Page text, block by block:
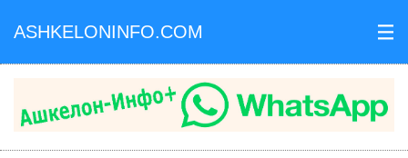
ASHKELONINFO.COM III